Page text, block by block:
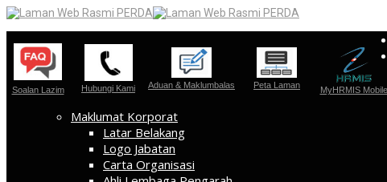
Soalan Lazim Hubungi Kami Aduan & Maklumbalas Peta Laman MyHRMIS Mobile
Maklumat Korporat
Latar Belakang
Logo Jabatan
Carta Organisasi